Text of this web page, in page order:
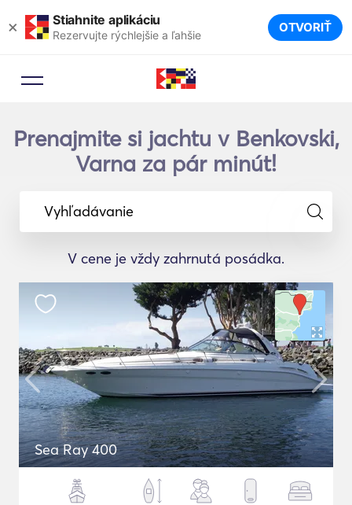
× Stiahnite aplikáciu
Rezervujte rýchlejšie a ľahšie OTVORIŤ
Prenajmite si jachtu v Benkovski,
Varna za pár minút!
Vyhľadávanie
V cene je vždy zahrnutá posádka.
Sea Ray 400